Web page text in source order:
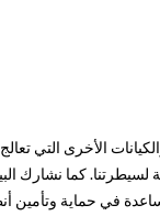
الأخرى التي
لسيطرتنا. كما نشارك
في حماية وتأمين